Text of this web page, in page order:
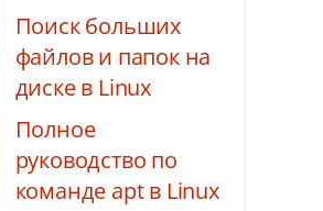
Поиск больших
файлов и папок на
диске в Linux
Полное
руководство по
команде apt в Linux